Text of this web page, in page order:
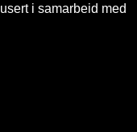
i samarbeid med